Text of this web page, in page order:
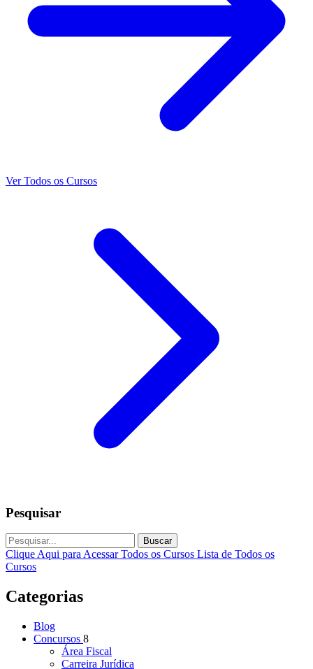
Ver Todos os Cursos
Pesquisar
Buscar
Clique Aqui para Acessar Todos os Cursos Lista de Todos os
Cursos
Categorias
Blog
Concursos 8
Área Fiscal
Carreira Jurídica